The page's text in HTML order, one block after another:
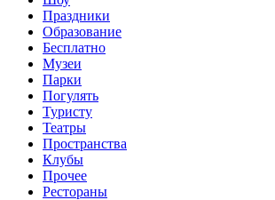
Праздники
Образование
Бесплатно
Музеи
Парки
Погулять
Туристу
Театры
Пространства
Клубы
Прочее
Рестораны